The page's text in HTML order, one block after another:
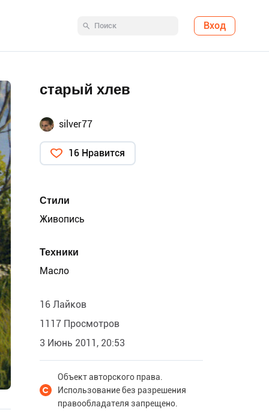
Вход
старый хлев
silver77
16 Нравится
Стили
Живопись
Техники
Масло
16 Лайков
1117 Просмотров
3 Июнь 2011, 20:53
Объект авторского права.
Использование без разрешения
правообладателя запрещено.